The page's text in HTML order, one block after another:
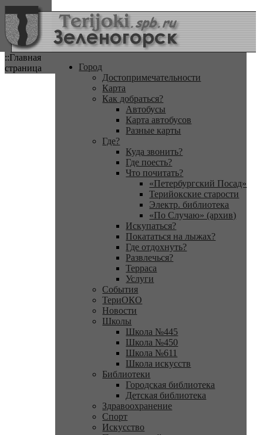
::Главная
страница
Город
Достопримечательности
Карта
Как добраться?
Автобусы
Карта автобусов
Разные карты
Где?
Куда звонить?
Где поесть?
Что почитать?
«Петербургский Посад»
Терийокские старости
Электр. библиотека
«По Случаю» (архив)
Искупаться?
Покататься на лыжах?
Где отдохнуть?
Развлечься?
Терраса
Услуги
События
ТериОКО
Новости
Школы
Школа №445
Школа №450
Школа №611
Школа искусств
Библиотеки
Городская библиотека
Детская библиотека
Здравоохранение
Спорт
Искусство